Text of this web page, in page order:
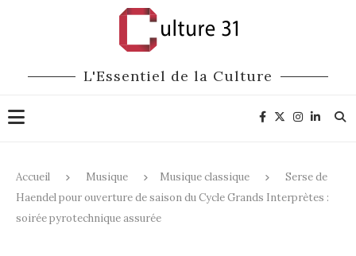
L'Essentiel de la Culture
Accueil Musique Musique classique
Serse de
Haendel pour ouverture de saison du Cycle Grands Interprètes :
soirée pyrotechnique assurée